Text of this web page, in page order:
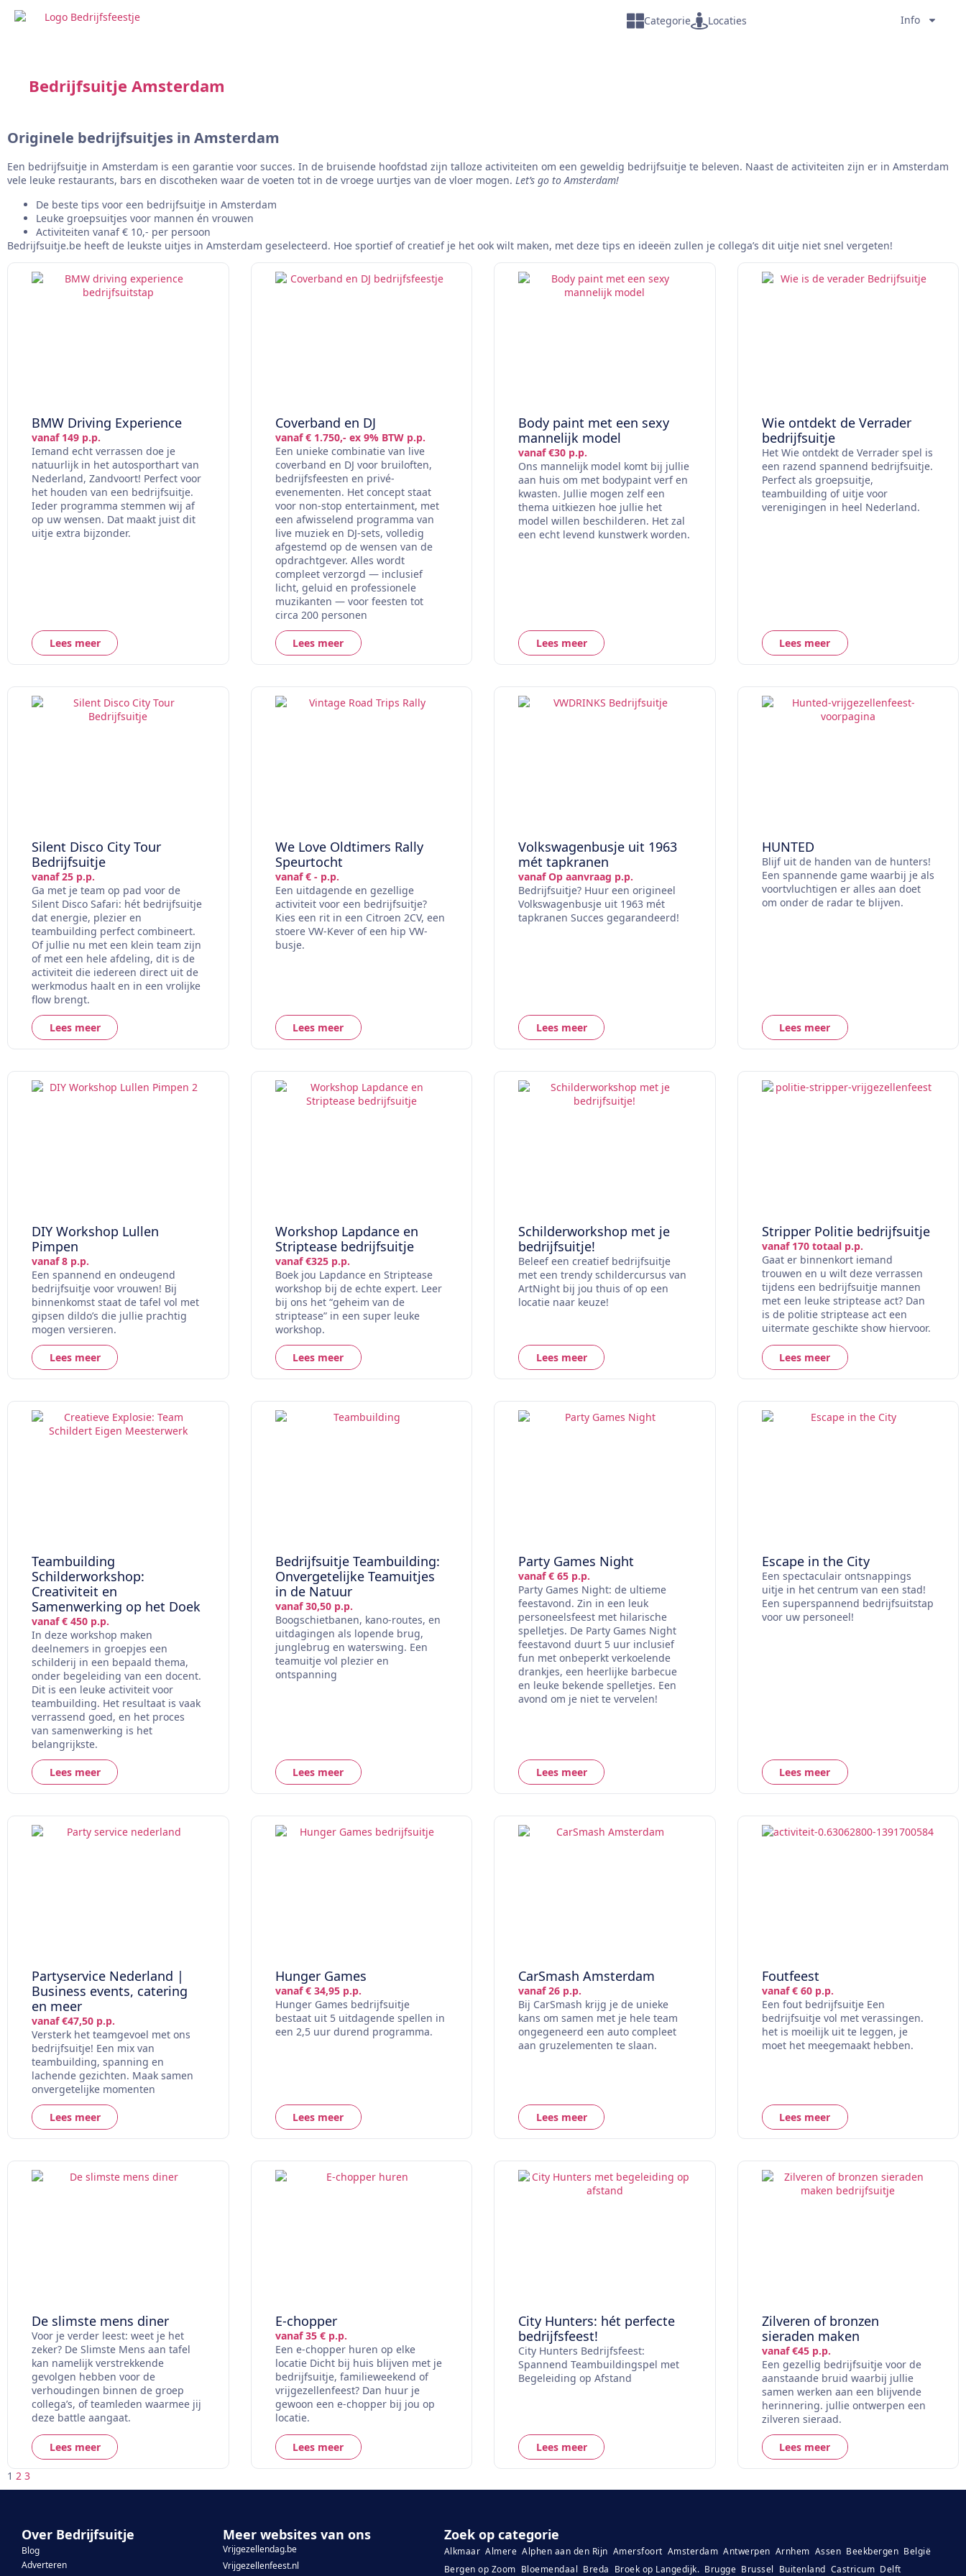
Categorie Locaties Info
Bedrijfsuitje Amsterdam
Originele bedrijfsuitjes in Amsterdam
Een bedrijfsuitje in Amsterdam is een garantie voor succes. In de bruisende hoofdstad zijn talloze activiteiten om een geweldig bedrijfsuitje te beleven. Naast de activiteiten zijn er in Amsterdam
vele leuke restaurants, bars en discotheken waar de voeten tot in de vroege uurtjes van de vloer mogen. Let’s go to Amsterdam!
De beste tips voor een bedrijfsuitje in Amsterdam
Leuke groepsuitjes voor mannen én vrouwen
Activiteiten vanaf € 10,- per persoon
Bedrijfsuitje.be heeft de leukste uitjes in Amsterdam geselecteerd. Hoe sportief of creatief je het ook wilt maken, met deze tips en ideeën zullen je collega’s dit uitje niet snel vergeten!
BMW Driving Experience
vanaf 149 p.p.
Iemand echt verrassen doe je
natuurlijk in het autosporthart van
Nederland, Zandvoort! Perfect voor
het houden van een bedrijfsuitje.
Ieder programma stemmen wij af
op uw wensen. Dat maakt juist dit
uitje extra bijzonder.
Lees meer
Coverband en DJ
vanaf € 1.750,- ex 9% BTW p.p.
Een unieke combinatie van live
coverband en DJ voor bruiloften,
bedrijfsfeesten en privé-
evenementen. Het concept staat
voor non-stop entertainment, met
een afwisselend programma van
live muziek en DJ-sets, volledig
afgestemd op de wensen van de
opdrachtgever. Alles wordt
compleet verzorgd — inclusief
licht, geluid en professionele
muzikanten — voor feesten tot
circa 200 personen
Lees meer
Body paint met een sexy
mannelijk model
vanaf €30 p.p.
Ons mannelijk model komt bij jullie
aan huis om met bodypaint verf en
kwasten. Jullie mogen zelf een
thema uitkiezen hoe jullie het
model willen beschilderen. Het zal
een echt levend kunstwerk worden.
Lees meer
Wie ontdekt de Verrader
bedrijfsuitje
Het Wie ontdekt de Verrader spel is
een razend spannend bedrijfsuitje.
Perfect als groepsuitje,
teambuilding of uitje voor
verenigingen in heel Nederland.
Lees meer
Silent Disco City Tour
Bedrijfsuitje
vanaf 25 p.p.
Ga met je team op pad voor de
Silent Disco Safari: hét bedrijfsuitje
dat energie, plezier en
teambuilding perfect combineert.
Of jullie nu met een klein team zijn
of met een hele afdeling, dit is de
activiteit die iedereen direct uit de
werkmodus haalt en in een vrolijke
flow brengt.
Lees meer
We Love Oldtimers Rally
Speurtocht
vanaf € - p.p.
Een uitdagende en gezellige
activiteit voor een bedrijfsuitje?
Kies een rit in een Citroen 2CV, een
stoere VW-Kever of een hip VW-
busje.
Lees meer
Volkswagenbusje uit 1963
mét tapkranen
vanaf Op aanvraag p.p.
Bedrijfsuitje? Huur een origineel
Volkswagenbusje uit 1963 mét
tapkranen Succes gegarandeerd!
Lees meer
HUNTED
Blijf uit de handen van de hunters!
Een spannende game waarbij je als
voortvluchtigen er alles aan doet
om onder de radar te blijven.
Lees meer
DIY Workshop Lullen
Pimpen
vanaf 8 p.p.
Een spannend en ondeugend
bedrijfsuitje voor vrouwen! Bij
binnenkomst staat de tafel vol met
gipsen dildo’s die jullie prachtig
mogen versieren.
Lees meer
Workshop Lapdance en
Striptease bedrijfsuitje
vanaf €325 p.p.
Boek jou Lapdance en Striptease
workshop bij de echte expert. Leer
bij ons het “geheim van de
striptease” in een super leuke
workshop.
Lees meer
Schilderworkshop met je
bedrijfsuitje!
Beleef een creatief bedrijfsuitje
met een trendy schildercursus van
ArtNight bij jou thuis of op een
locatie naar keuze!
Lees meer
Stripper Politie bedrijfsuitje
vanaf 170 totaal p.p.
Gaat er binnenkort iemand
trouwen en u wilt deze verrassen
tijdens een bedrijfsuitje mannen
met een leuke striptease act? Dan
is de politie striptease act een
uitermate geschikte show hiervoor.
Lees meer
Teambuilding
Schilderworkshop:
Creativiteit en
Samenwerking op het Doek
vanaf € 450 p.p.
In deze workshop maken
deelnemers in groepjes een
schilderij in een bepaald thema,
onder begeleiding van een docent.
Dit is een leuke activiteit voor
teambuilding. Het resultaat is vaak
verrassend goed, en het proces
van samenwerking is het
belangrijkste.
Lees meer
Bedrijfsuitje Teambuilding:
Onvergetelijke Teamuitjes
in de Natuur
vanaf 30,50 p.p.
Boogschietbanen, kano-routes, en
uitdagingen als lopende brug,
junglebrug en waterswing. Een
teamuitje vol plezier en
ontspanning
Lees meer
Party Games Night
vanaf € 65 p.p.
Party Games Night: de ultieme
feestavond. Zin in een leuk
personeelsfeest met hilarische
spelletjes. De Party Games Night
feestavond duurt 5 uur inclusief
fun met onbeperkt verkoelende
drankjes, een heerlijke barbecue
en leuke bekende spelletjes. Een
avond om je niet te vervelen!
Lees meer
Escape in the City
Een spectaculair ontsnappings
uitje in het centrum van een stad!
Een superspannend bedrijfsuitstap
voor uw personeel!
Lees meer
Partyservice Nederland |
Business events, catering
en meer
vanaf €47,50 p.p.
Versterk het teamgevoel met ons
bedrijfsuitje! Een mix van
teambuilding, spanning en
lachende gezichten. Maak samen
onvergetelijke momenten
Lees meer
Hunger Games
vanaf € 34,95 p.p.
Hunger Games bedrijfsuitje
bestaat uit 5 uitdagende spellen in
een 2,5 uur durend programma.
Lees meer
CarSmash Amsterdam
vanaf 26 p.p.
Bij CarSmash krijg je de unieke
kans om samen met je hele team
ongegeneerd een auto compleet
aan gruzelementen te slaan.
Lees meer
Foutfeest
vanaf € 60 p.p.
Een fout bedrijfsuitje Een
bedrijfsuitje vol met verassingen.
het is moeilijk uit te leggen, je
moet het meegemaakt hebben.
Lees meer
De slimste mens diner
Voor je verder leest: weet je het
zeker? De Slimste Mens aan tafel
kan namelijk verstrekkende
gevolgen hebben voor de
verhoudingen binnen de groep
collega’s, of teamleden waarmee jij
deze battle aangaat.
Lees meer
E-chopper
vanaf 35 € p.p.
Een e-chopper huren op elke
locatie Dicht bij huis blijven met je
bedrijfsuitje, familieweekend of
vrijgezellenfeest? Dan huur je
gewoon een e-chopper bij jou op
locatie.
Lees meer
City Hunters: hét perfecte
bedrijfsfeest!
City Hunters Bedrijfsfeest:
Spannend Teambuildingspel met
Begeleiding op Afstand
Lees meer
Zilveren of bronzen
sieraden maken
vanaf €45 p.p.
Een gezellig bedrijfsuitje voor de
aanstaande bruid waarbij jullie
samen werken aan een blijvende
herinnering. jullie ontwerpen een
zilveren sieraad.
Lees meer
1 2 3
Over Bedrijfsuitje
Blog
Adverteren
Meer websites van ons
Vrijgezellendag.be
Vrijgezellenfeest.nl
Zoek op categorie
Alkmaar Almere Alphen aan den Rijn Amersfoort Amsterdam Antwerpen Arnhem Assen Beekbergen België
Bergen op Zoom Bloemendaal Breda Broek op Langedijk. Brugge Brussel Buitenland Castricum Delft